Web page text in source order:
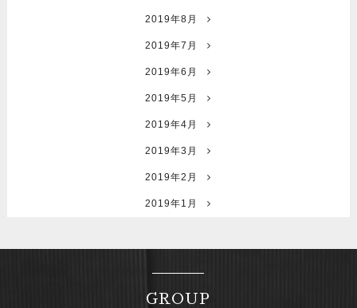
2019年8月
2019年7月
2019年6月
2019年5月
2019年4月
2019年3月
2019年2月
2019年1月
GROUP